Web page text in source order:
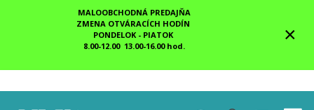
MALOOBCHODNÁ PREDAJŇA
ZMENA OTVÁRACÍCH HODÍN
PONDELOK - PIATOK
8.00-12.00 13.00-16.00 hod.
×